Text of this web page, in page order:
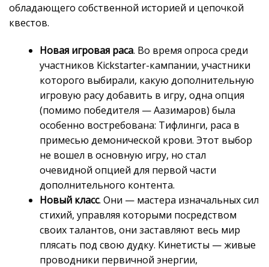
обладающего собственной историей и цепочкой
квестов.
Новая игровая раса. Во время опроса среди
участников Kickstarter-кампании, участники
которого выбирали, какую дополнительную
игровую расу добавить в игру, одна опция
(помимо победителя — Аазимаров) была
особенно востребована: Тифлинги, раса в
примесью демонической крови. Этот выбор
не вошел в основную игру, но стал
очевидной опцией для первой части
дополнительного контента.
Новый класс. Они — мастера изначальных сил
стихий, управляя которыми посредством
своих талантов, они заставляют весь мир
плясать под свою дудку. Кинетисты — живые
проводники первичной энергии,